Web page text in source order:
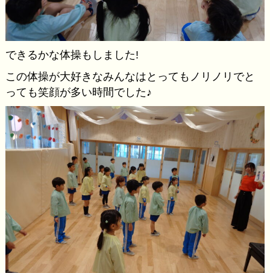
できるかな体操もしました!
この体操が大好きなみんなはとってもノリノリでと
っても笑顔が多い時間でした♪